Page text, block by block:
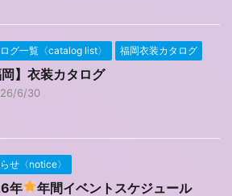
グ一覧〈catalog list〉 福岡衣装カタログ
岡】衣装カタログ
6/30
せ〈notice〉
年 年間イベントスケジュール